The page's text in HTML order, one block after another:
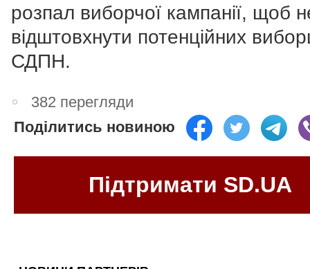
розпал виборчої кампанії, щоб
відштовхнути потенційних
СДПН.
382 перегляди
Поділитись новиною
Підтримати SD.UA